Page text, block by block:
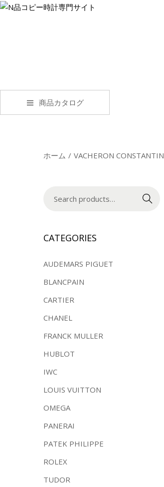
商品カタログ
ホーム / VACHERON CONSTANTIN
Search
CATEGORIES
AUDEMARS PIGUET
BLANCPAIN
CARTIER
CHANEL
FRANCK MULLER
HUBLOT
IWC
LOUIS VUITTON
OMEGA
PANERAI
PATEK PHILIPPE
ROLEX
TUDOR